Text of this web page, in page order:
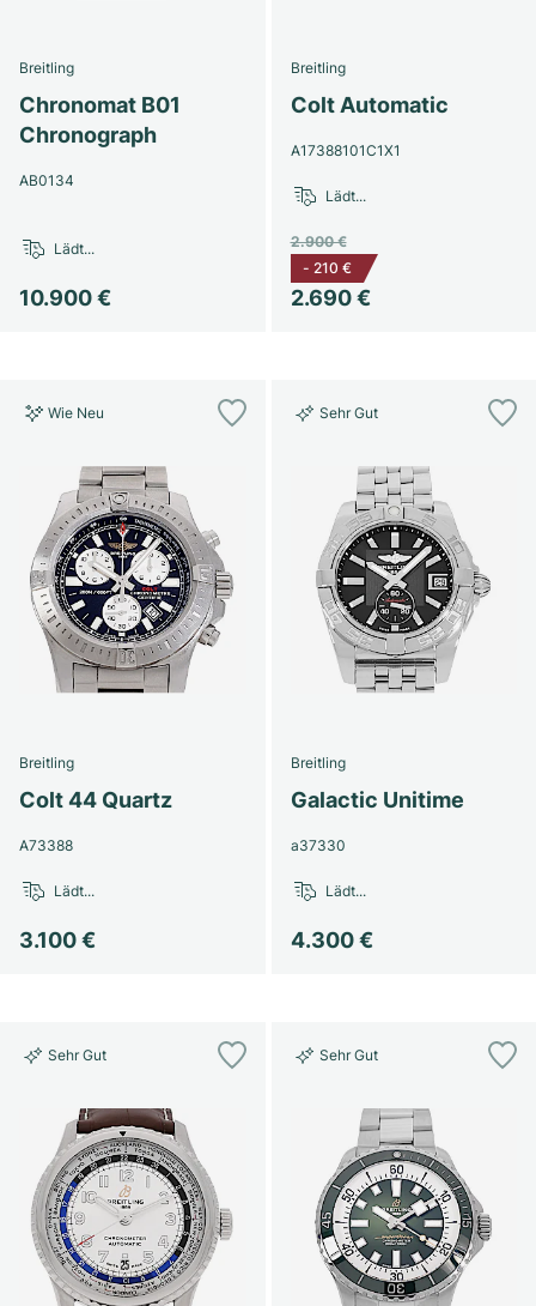
Breitling
Chronomat B01
Chronograph
AB0134
10.900 €
Lädt...
Breitling
Colt Automatic
A17388101C1X1
2.690 €
2.900 €
- 210 €
Lädt...
Wie Neu
Breitling
Colt 44 Quartz
A73388
3.100 €
Lädt...
Sehr Gut
Breitling
Galactic Unitime
a37330
4.300 €
Lädt...
Sehr Gut Sehr Gut